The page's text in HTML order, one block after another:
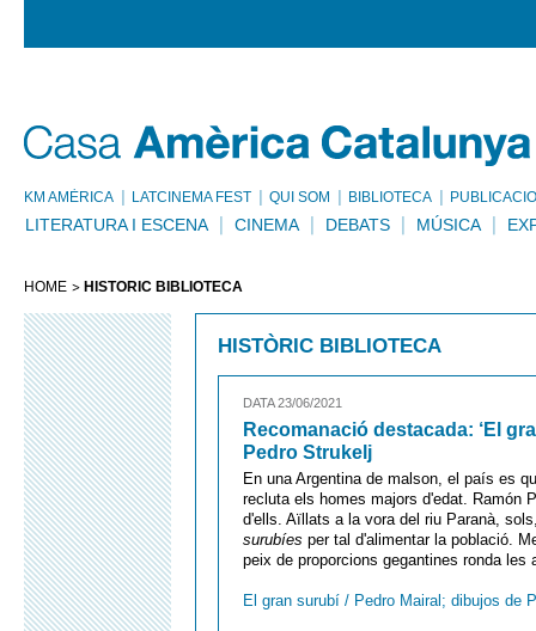
KM AMÈRICA LATCINEMA FEST QUI SOM BIBLIOTECA
LITERATURA I ESCENA CINEMA DEBATS MÚSICA
HOME HISTÒRIC BIBLIOTECA
HISTÒRIC BIBLIOTECA
DATA 23/06/2021
Recomanació destacada: ‘El
Pedro Strukelj
En una Argentina de malson, el país es
recluta els homes majors d'edat. Ramón
d'ells. Aïllats a la vora del riu Paranà,
surubíes per tal d'alimentar la població.
peix de proporcions gegantines ronda
El gran surubí / Pedro Mairal; dibujos de